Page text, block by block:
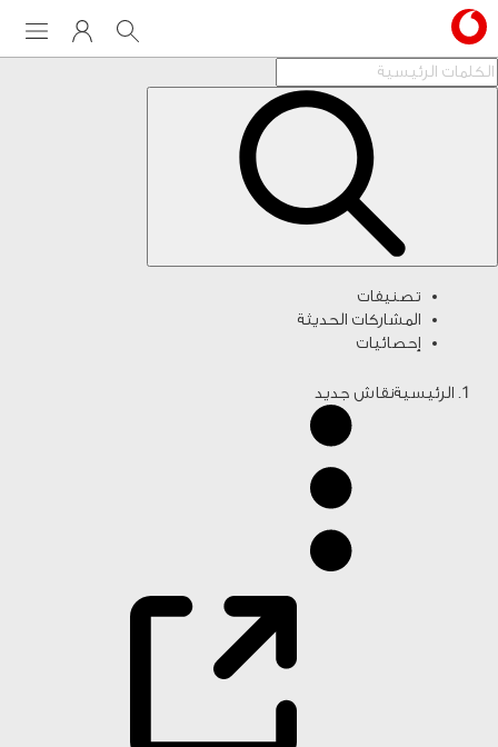
My VodafoneSearch
تصنيفات
المشاركات الحديثة
إحصائيات
الرئيسيةنقاش جديد